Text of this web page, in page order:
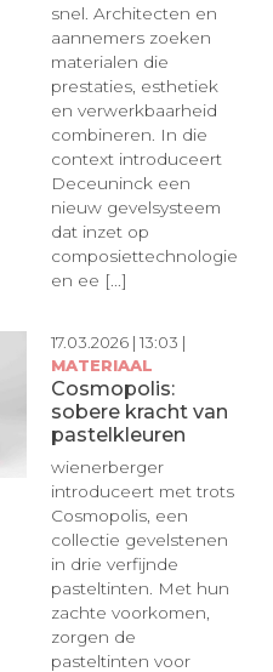
snel. Architecten en
aannemers zoeken
materialen die
prestaties, esthetiek
en verwerkbaarheid
combineren. In die
context introduceert
Deceuninck een
nieuw gevelsysteem
dat inzet op
composiettechnologie
en ee [...]
17.03.2026 | 13:03 |
MATERIAAL
Cosmopolis:
sobere kracht van
pastelkleuren
wienerberger
introduceert met trots
Cosmopolis, een
collectie gevelstenen
in drie verfijnde
pasteltinten. Met hun
zachte voorkomen,
zorgen de
pasteltinten voor